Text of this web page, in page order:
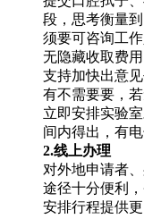
段，思考衡量
须要可咨询工
无隐藏收取费
支持加快出意
有不需要要，
立即安排实验
间内得出，有
2.线上办理
对外地申请者
途径十分便利
安排行程提供